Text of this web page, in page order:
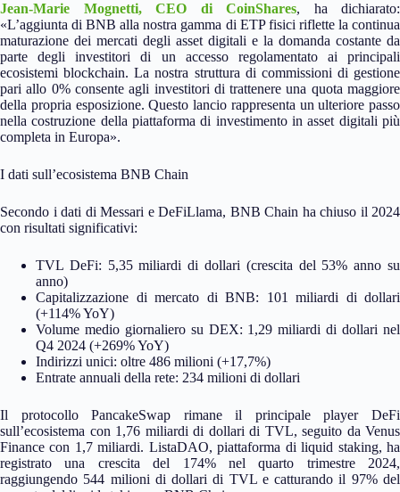
Jean-Marie Mognetti, CEO di CoinShares, ha dichiarato:
«L’aggiunta di BNB alla nostra gamma di ETP fisici riflette la continua
maturazione dei mercati degli asset digitali e la domanda costante da
parte degli investitori di un accesso regolamentato ai principali
ecosistemi blockchain. La nostra struttura di commissioni di gestione
pari allo 0% consente agli investitori di trattenere una quota maggiore
della propria esposizione. Questo lancio rappresenta un ulteriore passo
nella costruzione della piattaforma di investimento in asset digitali più
completa in Europa».
I dati sull’ecosistema BNB Chain
Secondo i dati di Messari e DeFiLlama, BNB Chain ha chiuso il 2024
con risultati significativi:
TVL DeFi: 5,35 miliardi di dollari (crescita del 53% anno su
anno)
Capitalizzazione di mercato di BNB: 101 miliardi di dollari
(+114% YoY)
Volume medio giornaliero su DEX: 1,29 miliardi di dollari nel
Q4 2024 (+269% YoY)
Indirizzi unici: oltre 486 milioni (+17,7%)
Entrate annuali della rete: 234 milioni di dollari
Il protocollo PancakeSwap rimane il principale player DeFi
sull’ecosistema con 1,76 miliardi di dollari di TVL, seguito da Venus
Finance con 1,7 miliardi. ListaDAO, piattaforma di liquid staking, ha
registrato una crescita del 174% nel quarto trimestre 2024,
raggiungendo 544 milioni di dollari di TVL e catturando il 97% del